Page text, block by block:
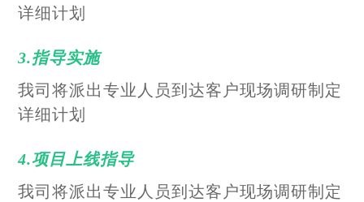
详细计划
3.指导实施
我司将派出专业人员到达客户现场调研制定
详细计划
4.项目上线指导
我司将派出专业人员到达客户现场调研制定